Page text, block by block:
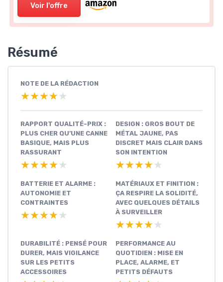
Voir l'offre
Résumé
NOTE DE LA RÉDACTION
★★★★★
★★★★★
RAPPORT QUALITÉ-PRIX :
PLUS CHER QU’UNE CANNE
BASIQUE, MAIS PLUS
RASSURANT
★★★★★
★★★★★
DESIGN : GROS BOUT DE
MÉTAL JAUNE, PAS
DISCRET MAIS CLAIR DANS
SON INTENTION
★★★★★
★★★★★
BATTERIE ET ALARME :
AUTONOMIE ET
CONTRAINTES
★★★★★
★★★★★
MATÉRIAUX ET FINITION :
ÇA RESPIRE LA SOLIDITÉ,
AVEC QUELQUES DÉTAILS
À SURVEILLER
★★★★★
★★★★★
DURABILITÉ : PENSÉ POUR
DURER, MAIS VIGILANCE
SUR LES PETITS
ACCESSOIRES
PERFORMANCE AU
QUOTIDIEN : MISE EN
PLACE, ALARME, ET
PETITS DÉFAUTS